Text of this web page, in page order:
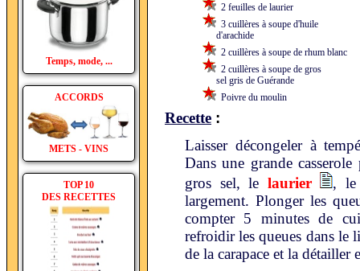
Temps, mode, ...
ACCORDS
METS - VINS
TOP 10
DES RECETTES
2 feuilles de laurier
3 cuillères à soupe d'huile
d'arachide
2 cuillères à soupe de rhum blanc
2 cuillères à soupe de gros
sel gris de Guérande
Poivre du moulin
Recette :
Laisser décongeler à
Dans une grande
gros sel, le laurier
, le
largement. Plonger les
compter 5 minutes de
refroidir les queues dans le
de la carapace et la détailler